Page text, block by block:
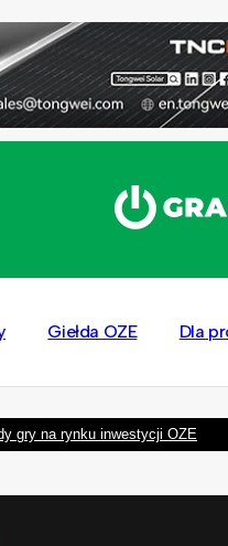
Giełda OZE Dla
gry na rynku inwestycji OZE